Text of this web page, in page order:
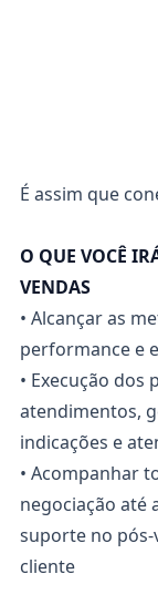
É assim que
O QUE VOCÊ
VENDAS
• Alcançar as
performance e
• Execução
atendimentos,
indicações e
• Acompanhar
negociação até
suporte no pós-
cliente